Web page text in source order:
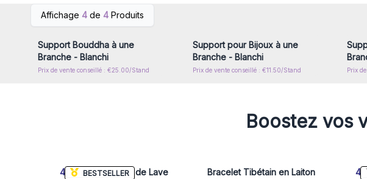
Affichage 4 de 4 Produits
vous pour accéder aux prix de
gros
Support Bouddha à une
Branche - Blanchi
Prix de vente conseillé : €25.00/Stand
Support pour Bijoux à une
Branche - Blanchi
Prix de vente conseillé : €11.50/Stand Prix
Boostez vos
BESTSELLER
4x Bracelet Pierre de Lave
Bracelet Tibétain en Laiton
4x